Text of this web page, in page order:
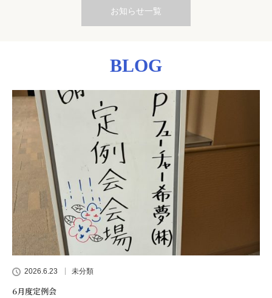
お知らせ一覧
BLOG
2026.6.23 未分類
6月度定例会